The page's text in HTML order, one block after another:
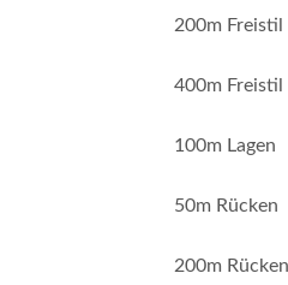
200m Freistil
400m Freistil
100m Lagen
50m Rücken
200m Rücken